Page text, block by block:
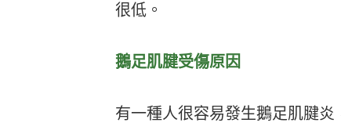
很低。
鵝足肌腱受傷原因
有一種人很容易發生鵝足肌腱
Heho運動科技大調查｜健康整合服
務！賦優適能共同創辦人楊貫中：個
Heho
檢測